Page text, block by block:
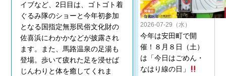
イブなど、2日目は、ゴトゴト着
ぐるみ隊のショーと今年初参加
となる国指定無形民俗文化財の
佐喜浜にわかかなどが披露され
ます。また、馬路温泉の足湯も
登場。歩いて疲れた足を浸せば
じんわりと体を癒してくれま
2026-07-29（水）
今年は安田町で開
催！８月８日（土）
は「今日はごめん・
なはり線の日」